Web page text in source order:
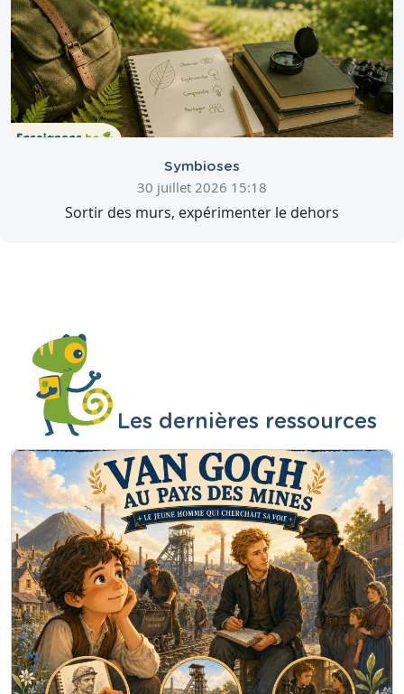
Symbioses
30 juillet 2026 15:18
Sortir des murs, expérimenter le dehors
Les dernières ressources